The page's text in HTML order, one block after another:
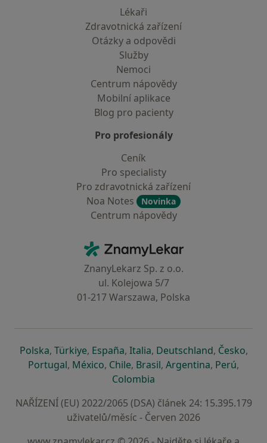
Lékaři
Zdravotnická zařízení
Otázky a odpovědi
Služby
Nemoci
Centrum nápovědy
Mobilní aplikace
Blog pro pacienty
Pro profesionály
Ceník
Pro specialisty
Pro zdravotnická zařízení
Noa Notes
Novinka
Centrum nápovědy
ZnamyLekar - Hlavní stránka
ZnanyLekarz Sp. z o.o.
ul. Kolejowa 5/7
01-217 Warszawa, Polska
Polskase otevře v nové záložce
, Türkiyese otevře v nové záložce
, Españase otevře v nové záložce
, Italiase otevře v nové záložce
, Deutschlandse otevře v
, Českose
,
Portugalse otevře v nové záložce
, Méxicose otevře v nové záložce
, Chilese otevře v nové záložce
, Brasilse otevře v nové
, Argentinase otevře v
, Perúse
,
Colombia
NAŘÍZENÍ (EU) 2022/2065 (DSA) článek 24: 15.395.179
uživatelů/měsíc - Červen 2026